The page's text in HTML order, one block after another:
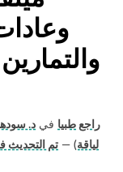
راجع طبيا في د.
لياقة) — تم التحديث في